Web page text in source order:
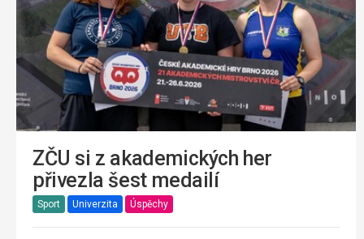
ZČU si z akademických her
přivezla šest medailí
Sport Univerzita Úspěchy